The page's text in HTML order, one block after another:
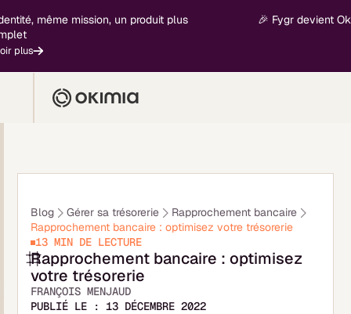
mission, un produit plus 🎉 Fygr devient Okimia
Blog Gérer sa trésorerie
Rapprochement bancaire
Rapprochement bancaire : optimisez votre trésorerie
13 MIN DE LECTURE
Rapprochement bancaire : optimisez
votre trésorerie
FRANÇOIS MENJAUD
PUBLIÉ LE :13 DÉCEMBRE 2022